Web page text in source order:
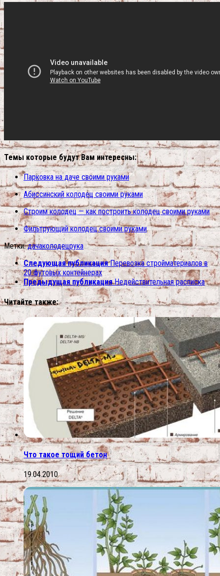
Темы которые будут Вам интересны:
Парковка на даче своими руками
Абиссинский колодец своими руками
Строим колодец — как построить колодец своими руками
Фильтрующий колодец своими руками
Метки: дачаколодецрука
Следующая публикация Перевозка стройматериалов в
20 футовых контейнерах
Предыдущая публикация Недействительная расписка
Читайте также:
Что такое тощий бетон
19.04.2010